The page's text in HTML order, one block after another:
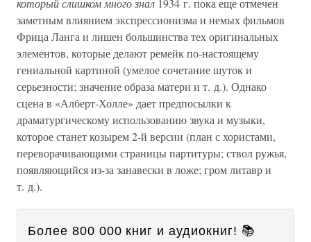
который слишком много знал 1934 г. пока еще отмечен
заметным влиянием экспрессионизма и немых фильмов
Фрица Ланга и лишен большинства тех оригинальных
элементов, которые делают ремейк по-настоящему
гениальной картиной (умелое сочетание шуток и
серьезности; значение образа матери и т. д.). Однако
сцена в «Алберт-Холле» дает предпосылки к
драматургическому использованию звука и музыки,
которое станет козырем 2-й версии (план с хористами,
переворачивающими страницы партитуры; ствол ружья,
появляющийся из-за занавески в ложе; гром литавр и
т. д.).
Более 800 000 книг и аудиокниг! 📚